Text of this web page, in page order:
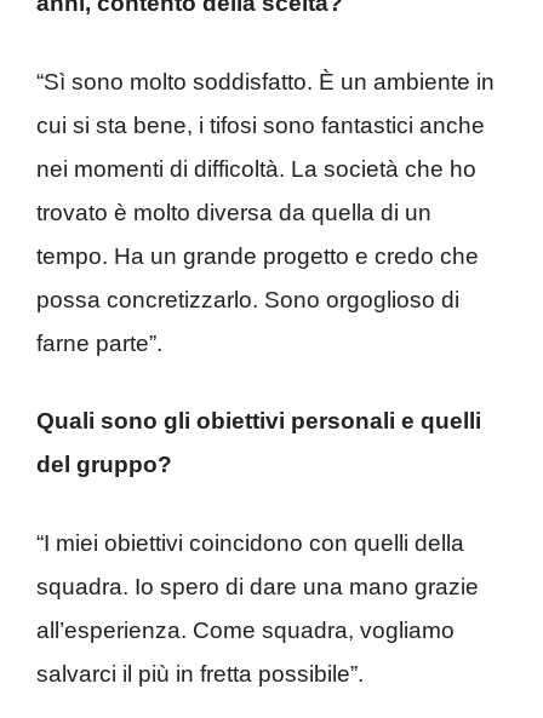
“Sì sono molto soddisfatto. È un ambiente in
cui si sta bene, i tifosi sono fantastici anche
nei momenti di difficoltà. La società che ho
trovato è molto diversa da quella di un
tempo. Ha un grande progetto e credo che
possa concretizzarlo. Sono orgoglioso di
farne parte”.
Quali sono gli obiettivi personali e quelli
del gruppo?
“I miei obiettivi coincidono con quelli della
squadra. Io spero di dare una mano grazie
all’esperienza. Come squadra, vogliamo
salvarci il più in fretta possibile”.